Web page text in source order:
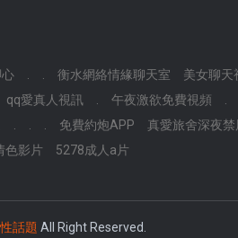
衡水網絡情緣聊天室 美女聊天
qq愛真人視訊 午夜激欲免費視頻
免費約炮APP 真愛旅舍深夜
色影片 5278成人a片
話題 All Right Reserved.